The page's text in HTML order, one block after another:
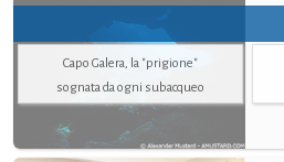
Capo Galera, la "prigione"
sognata da ogni subacqueo